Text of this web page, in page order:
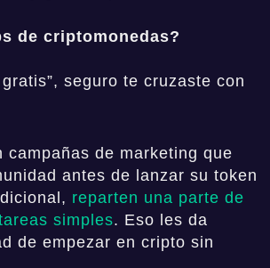
de criptomonedas?
seguro te cruzaste con
de marketing que
antes de lanzar su token
reparten una parte de
simples. Eso les da
de empezar en cripto sin